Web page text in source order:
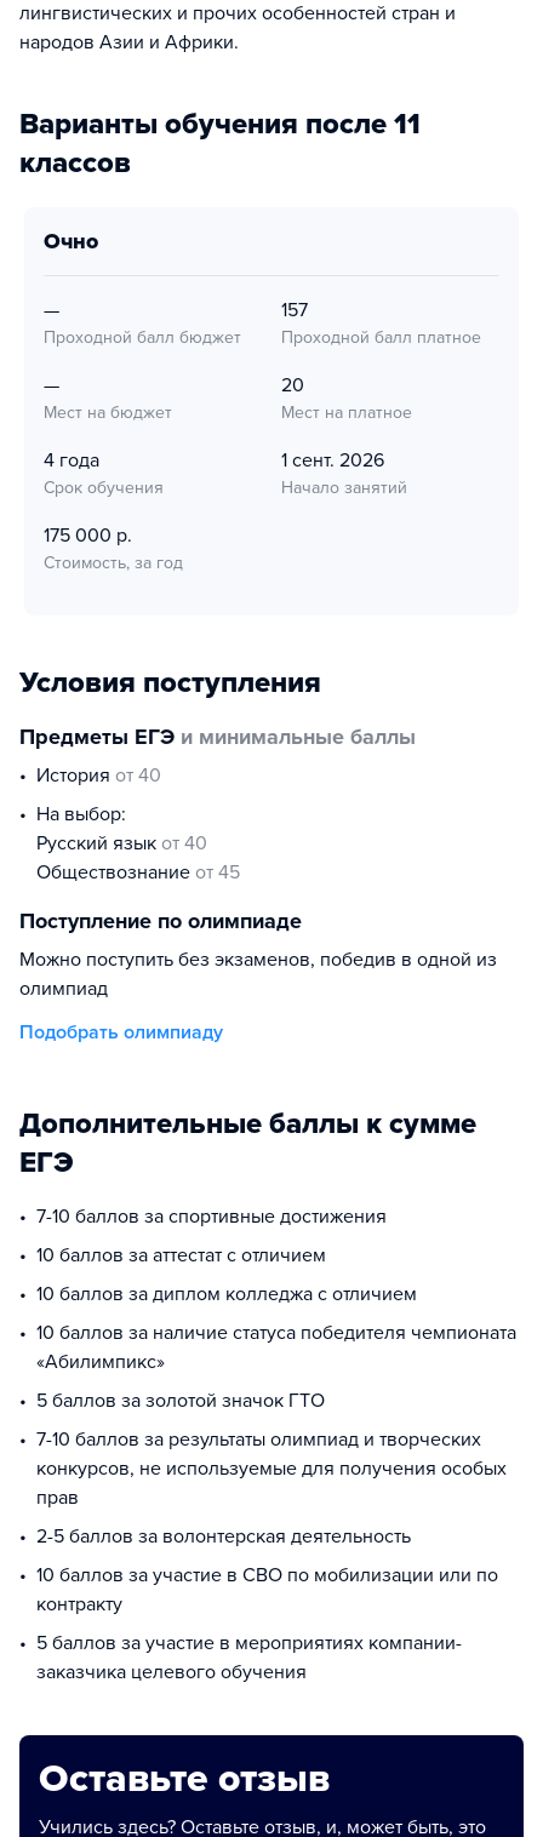
лингвистических и прочих особенностей стран и
народов Азии и Африки.
Варианты обучения после 11
классов
очно
—
Проходной балл бюджет
157
Проходной балл платное
—
Мест на бюджет
20
Мест на платное
4 года
Срок обучения
1 сент. 2026
Начало занятий
175 000 р.
Стоимость, за год
Условия поступления
Предметы ЕГЭ и минимальные баллы
история от 40
На выбор:
русский язык от 40
обществознание от 45
Поступление по олимпиаде
Можно поступить без экзаменов, победив в одной из
олимпиад
Подобрать олимпиаду
Дополнительные баллы к сумме
ЕГЭ
7-10 баллов за спортивные достижения
10 баллов за аттестат с отличием
10 баллов за диплом колледжа с отличием
10 баллов за наличие статуса победителя чемпионата
«Абилимпикс»
5 баллов за золотой значок ГТО
7-10 баллов за результаты олимпиад и творческих
конкурсов, не используемые для получения особых
прав
2-5 баллов за волонтерская деятельность
10 баллов за участие в СВО по мобилизации или по
контракту
5 баллов за участие в мероприятиях компании-
заказчика целевого обучения
Оставьте отзыв
Учились здесь? Оставьте отзыв, и, может быть, это